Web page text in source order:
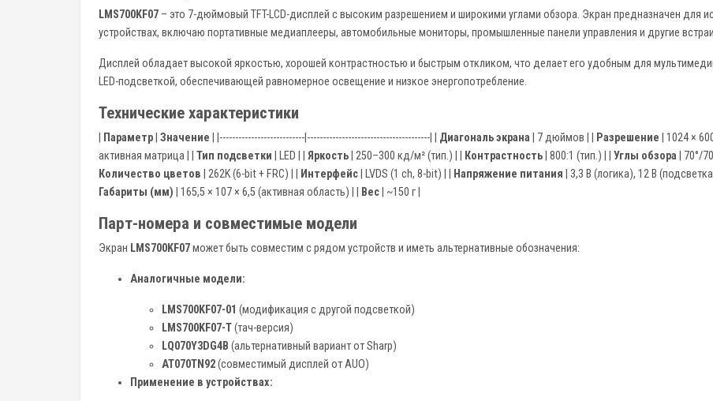
LMS700KF07 – это 7-дюймовый TFT-LCD-дисплей с высоким разрешением и широкими углами обзора. Экран предназначен для
устройствах, включаю портативные медиаплееры, автомобильные мониторы, промышленные панели управления и другие
Дисплей обладает высокой яркостью, хорошей контрастностью и быстрым откликом, что делает его удобным для
LED-подсветкой, обеспечивающей равномерное освещение и низкое энергопотребление.
Технические характеристики
Параметр Значение | |---------------------------|---------------------------------------| | Диагональ экрана | 7 дюймов | | Разрешение | 1024 ×
активная матрица | | Тип подсветки | LED | | Яркость | 250–300 кд/м² (тип.) | | Контрастность | 800:1 (тип.) | | Углы обзора | 70°/
Количество цветов | 262K (6-bit + FRC) | | Интерфейс | LVDS (1 ch, 8-bit) | | Напряжение питания | 3,3 В (логика), 12 В
Габариты (мм) | 165,5 × 107 × 6,5 (активная область) | | Вес | ~150 г |
Парт-номера и совместимые модели
Экран LMS700KF07может быть совместим с рядом устройств и иметь альтернативные обозначения:
Аналогичные модели:
LMS700KF07-01 (модификация с другой подсветкой)
LMS700KF07-T(тач-версия)
LQ070Y3DG4B (альтернативный вариант от Sharp)
AT070TN92(совместимый дисплей от AUO)
Применение в устройствах: